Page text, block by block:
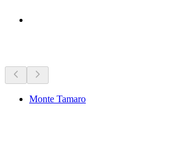
Monte Tamaro